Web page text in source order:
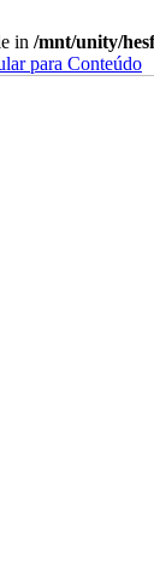
in /mnt/unity/
para Conteúdo